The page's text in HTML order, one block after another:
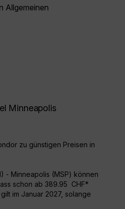
Allgemeinen
Minneapolis
zu günstigen Preisen in
- Minneapolis (MSP) können
schon ab 389.95 CHF*
im Januar 2027, solange